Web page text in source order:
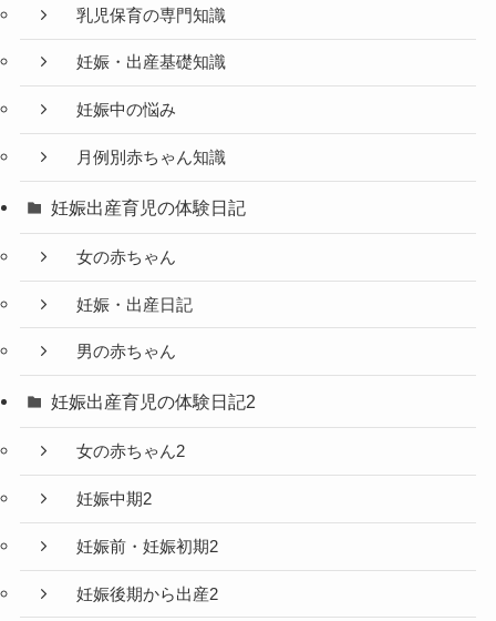
乳児保育の専門知識
妊娠・出産基礎知識
妊娠中の悩み
月例別赤ちゃん知識
妊娠出産育児の体験日記
女の赤ちゃん
妊娠・出産日記
男の赤ちゃん
妊娠出産育児の体験日記2
女の赤ちゃん2
妊娠中期2
妊娠前・妊娠初期2
妊娠後期から出産2